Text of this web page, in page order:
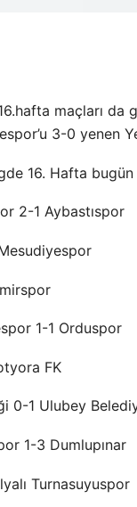
maçları da
3-0 yenen
16. Hafta
2-1 Aybastıspor
1-1 Orduspor
FK
0-1 Ulubey
1-3 Dumlupınar
Turnasuyuspor